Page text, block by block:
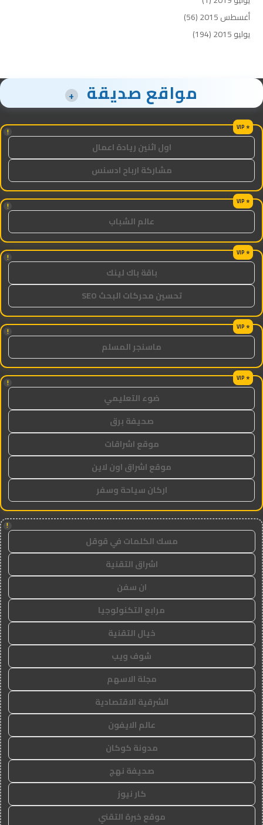
أغسطس 2015
(56)
يوليو 2015
(194)
مواقع صديقة +
!
اول اثنين ريادة اعمال
مشاركة ارباح ادسنس
!
عالم الشباب
!
باقة باك لينك
تحسين محركات البحث SEO
!
ماسنجر المسلم
!
ضوء التعليمي
صحيفة برق
موقع اشراقات
موقع اشراق اون لاين
اركان سياحة وسفر
!
مسك الكلمات في قوقل
اشراق التقنية
ان سفن
مرابع التكنولوجيا
خيال التقنية
شوف ويب
مجلة الاسهم
الشرقية الاقتصادية
عالم الايفون
مدونة كوكان
صحيفة نهج
كار نيوز
موقع خبرة التقني